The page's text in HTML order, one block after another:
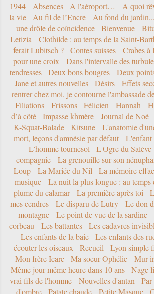
1944 Absences A l'aéroport… A quoi
la vie
Au fil de l’Encre Au fond du jardin...
une drôle de coïncidence
Bienvenue
Letizia
Clothilde : au temps de la Saint-
ferait Lubitsch ?
Contes suisses Crabes à
pour une croix
Dans l'intervalle des
tendresses
Deux bons bougres Deux
Jane et autres nouvelles
Désirs Effets
rentrer chez moi, je contourne l'ambassade
Filiations
Frissons Félicien Hannah
d’à côté
Impasse khmère Journal de Noé
K-Squat-Balade
Kitsune L'anatomie
mort, leçons d'amnésie par défaut
L'enfant
L'homme tournesol
L'Ogre du Salève
compagnie
La grenouille sur son
Loup
La Mariée du Nil La mémoire
musique
La nuit la plus longue : au temps
plume du calamar
La première après toi
mes cendres
Le disparu de Lutry
Le don
montagne
Le point de vue de la sardine
corbeau
Les battantes Les cadavres
Les enfants de la baie
Les enfants des
écouter les oiseaux - Recueil
Lyon simple
Mon frère Icare - Ma soeur Ophélie
Mur
Même jour même heure dans 10 ans
Nage
vrai fils de l'homme
Nouvelles d'antan Par
d'ombre
Patate chaude Petite Masque